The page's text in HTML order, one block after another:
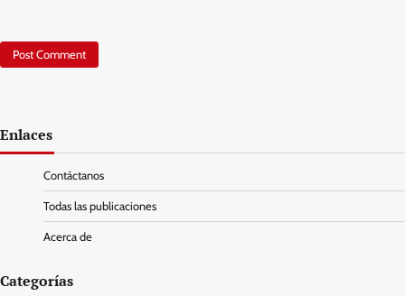
Enlaces
Contáctanos
Todas las publicaciones
Acerca de
Categorías